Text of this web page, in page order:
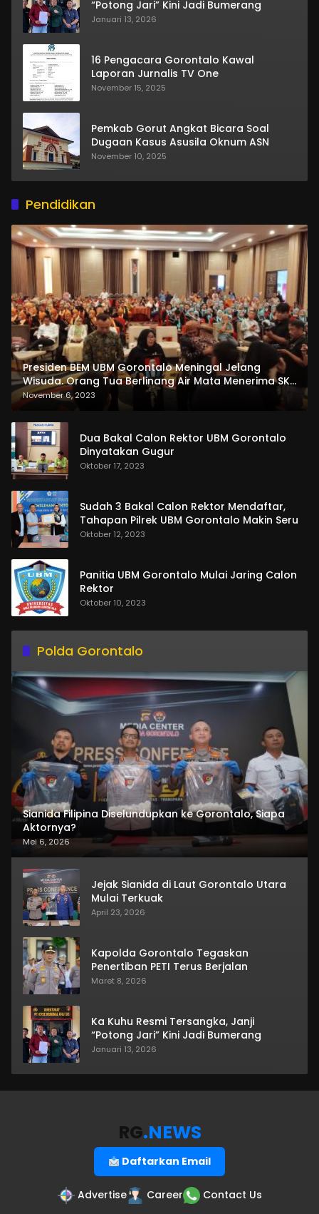
“Potong Jari” Kini Jadi Bumerang
Januari 13, 2026
16 Pengacara Gorontalo Kawal
Laporan Jurnalis TV One
November 15, 2025
Pemkab Gorut Angkat Bicara Soal
Dugaan Kasus Asusila Oknum ASN
November 10, 2025
Pendidikan
Presiden BEM UBM Gorontalo Meningal Jelang
Wisuda. Orang Tua Berlinang Air Mata Menerima SKL
dan Pemasangan Salempang
November 6, 2023
Dua Bakal Calon Rektor UBM Gorontalo
Dinyatakan Gugur
Oktober 17, 2023
Sudah 3 Bakal Calon Rektor Mendaftar,
Tahapan Pilrek UBM Gorontalo Makin Seru
Oktober 12, 2023
Panitia UBM Gorontalo Mulai Jaring Calon
Rektor
Oktober 10, 2023
Polda Gorontalo
Sianida Filipina Diselundupkan ke Gorontalo, Siapa
Aktornya?
Mei 6, 2026
Jejak Sianida di Laut Gorontalo Utara
Mulai Terkuak
April 23, 2026
Kapolda Gorontalo Tegaskan
Penertiban PETI Terus Berjalan
Maret 8, 2026
Ka Kuhu Resmi Tersangka, Janji
“Potong Jari” Kini Jadi Bumerang
Januari 13, 2026
RG.NEWS
Daftarkan Email
Advertise Career Contact Us